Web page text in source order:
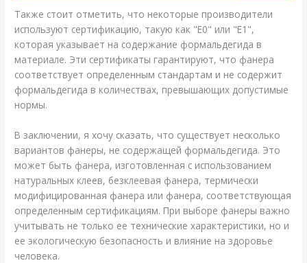
Также стоит отметить, что некоторые производители
используют сертификацию, такую как "E0" или "E1",
которая указывает на содержание формальдегида в
материале. Эти сертификаты гарантируют, что фанера
соответствует определенным стандартам и не содержит
формальдегида в количествах, превышающих допустимые
нормы.
В заключении, я хочу сказать, что существует несколько
вариантов фанеры, не содержащей формальдегида. Это
может быть фанера, изготовленная с использованием
натуральных клеев, безклеевая фанера, термически
модифицированная фанера или фанера, соответствующая
определенным сертификациям. При выборе фанеры важно
учитывать не только ее технические характеристики, но и
ее экологическую безопасность и влияние на здоровье
человека.